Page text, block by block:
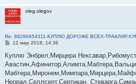
oleg.olegov
Re: 89296654311-КУПЛЮ ДОРОЖЕ ВСЕХ-
С
о
б
щ
е
12 мар 2018, 14:36
Куплю Энбрел,Мирцера
Неорал,Селлсепт,Сертикан,